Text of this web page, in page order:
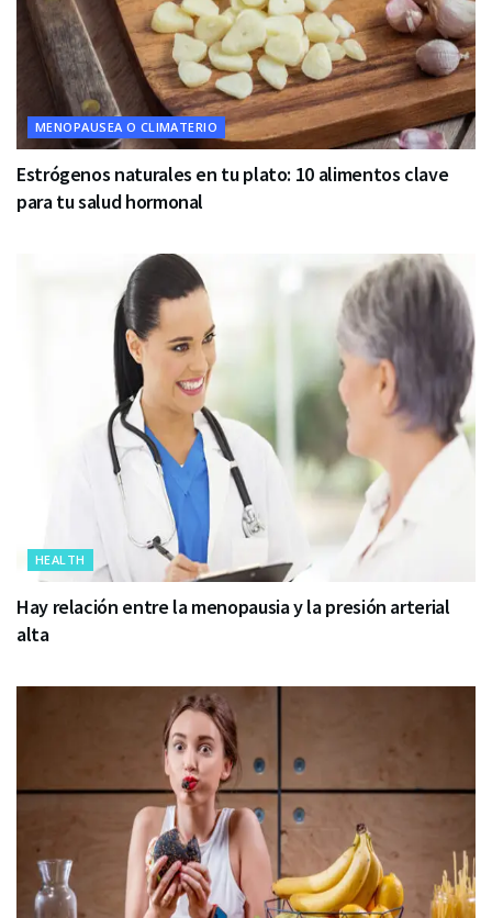
MENOPAUSEA O CLIMATERIO
Estrógenos naturales en tu plato: 10 alimentos clave
para tu salud hormonal
HEALTH
Hay relación entre la menopausia y la presión arterial
alta